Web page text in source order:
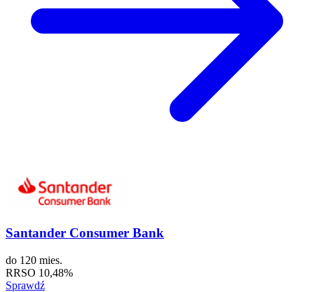
Santander Consumer Bank
do 120 mies.
RRSO 10,48%
Sprawdź